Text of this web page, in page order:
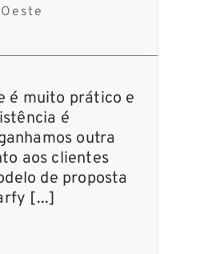
é muito prático e
é
outra
aos clientes
de proposta
[...]